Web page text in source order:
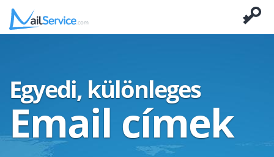
Egyedi, különleges
Email címek